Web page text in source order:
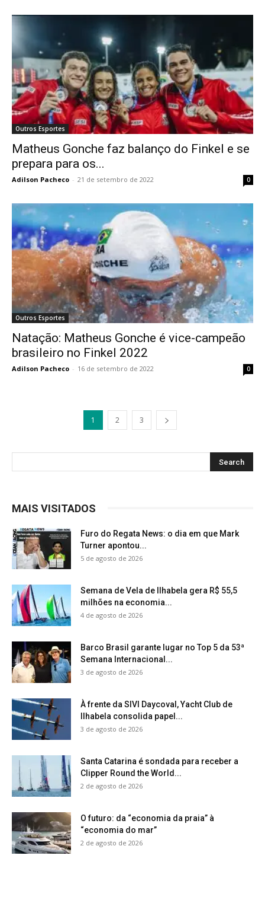
Outros Esportes
Matheus Gonche faz balanço do Finkel e se
prepara para os...
Adilson Pacheco - 21 de setembro de 2022 0
Outros Esportes
Natação: Matheus Gonche é vice-campeão
brasileiro no Finkel 2022
Adilson Pacheco - 16 de setembro de 2022 0
1 2 3
MAIS VISITADOS
Furo do Regata News: o dia em que Mark
Turner apontou...
5 de agosto de 2026
Semana de Vela de Ilhabela gera R$ 55,5
milhões na economia...
4 de agosto de 2026
Barco Brasil garante lugar no Top 5 da 53ª
Semana Internacional...
3 de agosto de 2026
À frente da SIVI Daycoval, Yacht Club de
Ilhabela consolida papel...
3 de agosto de 2026
Santa Catarina é sondada para receber a
Clipper Round the World...
2 de agosto de 2026
O futuro: da “economia da praia” à
“economia do mar”
2 de agosto de 2026